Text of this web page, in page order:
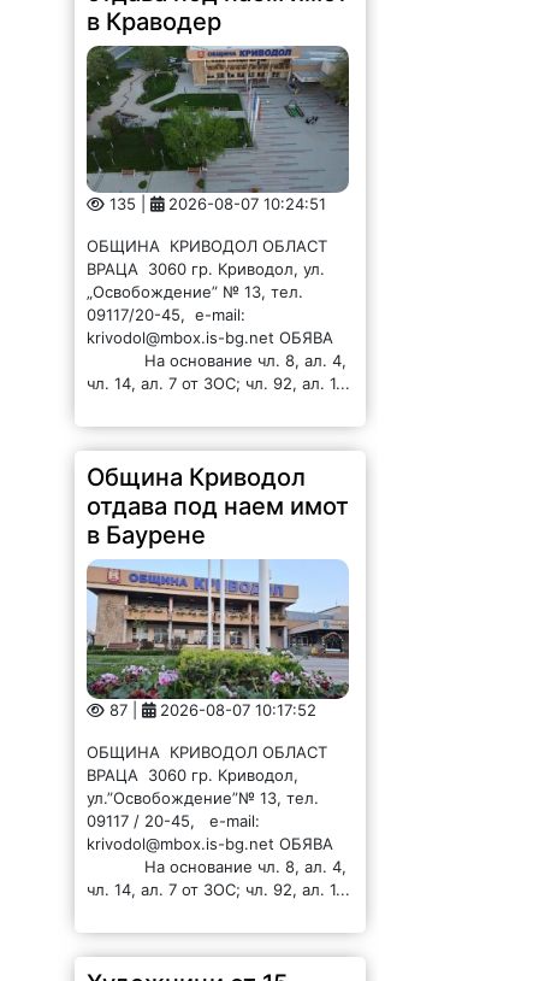
135 | 2026-08-07 10:24:51
ОБЩИНА КРИВОДОЛ ОБЛАСТ
ВРАЦА 3060 гр. Криводол, ул.
„Освобождение” № 13, тел.
09117/20-45, e-mail:
На основание чл. 8, ал. 4,
чл. 14, ал. 7 от ЗОС; чл. 92, ал. 1...
Община Криводол
отдава под наем имот
в Баурене
87 | 2026-08-07 10:17:52
ОБЩИНА КРИВОДОЛ ОБЛАСТ
ВРАЦА 3060 гр. Криводол,
ул.”Освобождение”№ 13, тел.
09117 / 20-45, e-mail:
На основание чл. 8, ал. 4,
чл. 14, ал. 7 от ЗОС; чл. 92, ал. 1...
Художници от 15
държави с изложба в
Белоградчик